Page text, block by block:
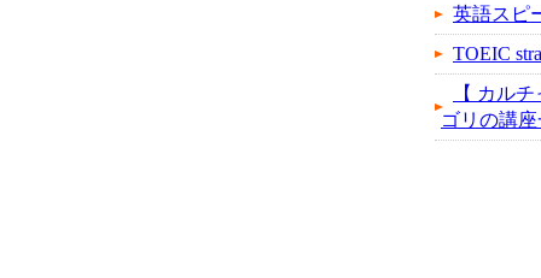
英語スピ
TOEIC
【 カル
ゴリの講